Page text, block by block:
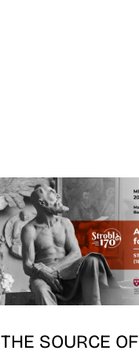
THE SOURCE OF